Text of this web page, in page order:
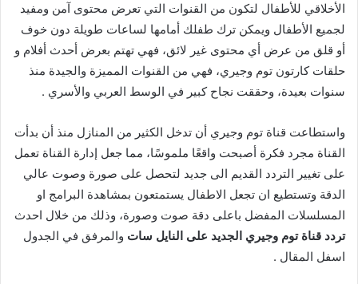
الأخلاقي للأطفال لتكون من القنوات التي تعرض محتوى آمن ومفيد
لجميع الأطفال ويمكن ترك طفلك أمامها لساعات طويلة دون خوف
أو قلق من عرض أي محتوى غير لائق، فهي تهتم بعرض أحدث أفلام و
حلقات كارتون توم وجيري، فهي من القنوات المميزة والجيدة منذ
سنوات بعيدة، وحققت نجاح كبير في الوسط العربي والأسري .
واستطاعت قناة توم وجيري أن تدخل الكثير من المنازل منذ أن بدأت
القناة مجرد فكرة أصبحت واقعًا ملموسًا، مما جعل إدارة القناة تعمل
على تغيير التردد القديم الى جديد لتحصل على صورة وصوت عالي
الدقة وتستطيع ان تجعل الاطفال يستمتعون بمشاهدة البرامج او
المسلسلات المفضل باعلى دقة صوت وصورة، وذلك من خلال احدث
تردد قناة توم وجيري الجديد على النايل سات والمرفق في الجدول
اسفل المقال .